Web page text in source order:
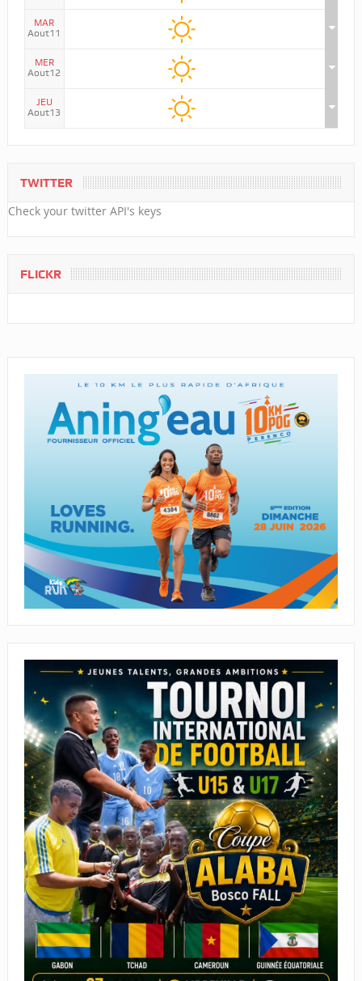
MAR
Aout11
MER
Aout12
JEU
Aout13
TWITTER
Check your twitter API's keys
FLICKR